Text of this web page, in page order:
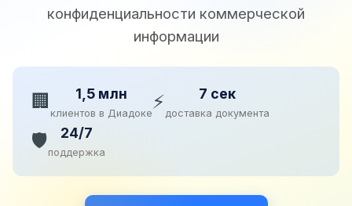
конфиденциальности коммерческой
информации
🏢 1,5 млн
клиентов в Диадоке⚡ 7 сек
доставка документа
🛡️ 24/7
поддержка